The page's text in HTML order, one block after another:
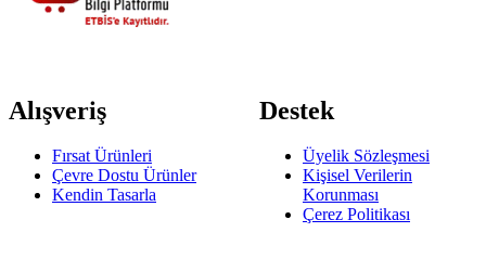
Alışveriş
Fırsat Ürünleri
Çevre Dostu Ürünler
Kendin Tasarla
Destek
Üyelik Sözleşmesi
Kişisel Verilerin
Korunması
Çerez Politikası